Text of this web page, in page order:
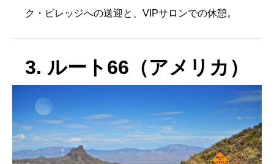
ク・ビレッジへの送迎と、VIPサロンでの休憩。
3. ルート66（アメリカ）